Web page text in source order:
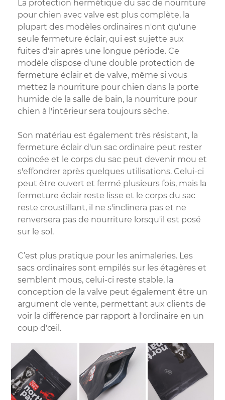
La protection hermétique du sac de nourriture
pour chien avec valve est plus complète, la
plupart des modèles ordinaires n'ont qu'une
seule fermeture éclair, qui est sujette aux
fuites d'air après une longue période. Ce
modèle dispose d'une double protection de
fermeture éclair et de valve, même si vous
mettez la nourriture pour chien dans la porte
humide de la salle de bain, la nourriture pour
chien à l'intérieur sera toujours sèche.
Son matériau est également très résistant, la
fermeture éclair d'un sac ordinaire peut rester
coincée et le corps du sac peut devenir mou et
s'effondrer après quelques utilisations. Celui-ci
peut être ouvert et fermé plusieurs fois, mais la
fermeture éclair reste lisse et le corps du sac
reste croustillant, il ne s'inclinera pas et ne
renversera pas de nourriture lorsqu'il est posé
sur le sol.
C’est plus pratique pour les animaleries. Les
sacs ordinaires sont empilés sur les étagères et
semblent mous, celui-ci reste stable, la
conception de la valve peut également être un
argument de vente, permettant aux clients de
voir la différence par rapport à l'ordinaire en un
coup d'œil.